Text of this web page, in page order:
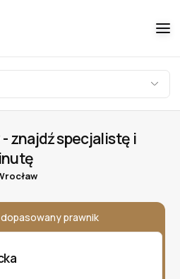
znajdź specjalistę i
prawnik